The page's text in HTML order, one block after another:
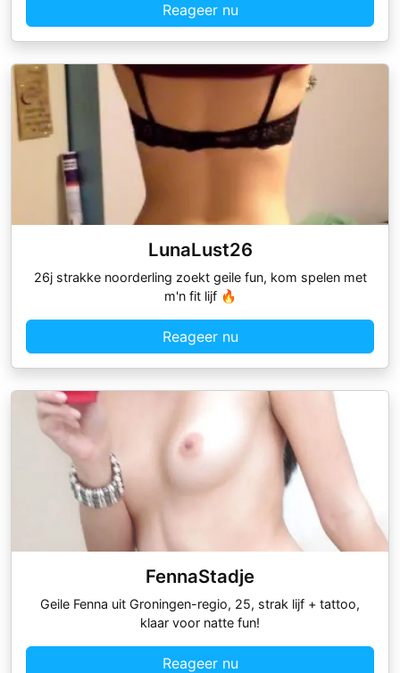
Reageer nu
LunaLust26
26j strakke noorderling zoekt geile fun, kom spelen met
m'n fit lijf 🔥
Reageer nu
FennaStadje
Geile Fenna uit Groningen-regio, 25, strak lijf + tattoo,
klaar voor natte fun!
Reageer nu